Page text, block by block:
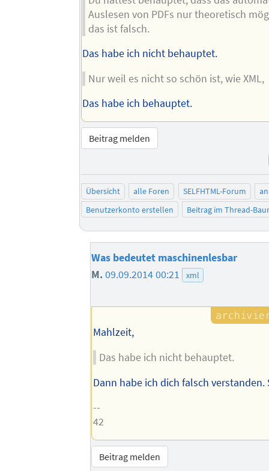
Auslesen von PDFs nur theoretisch
das ist falsch.
Das habe ich nicht behauptet.
Nur weil es nicht so schön ist, wie XML,
Das habe ich behauptet.
Beitrag melden
Übersicht alle Foren SELFHTML-Forum
Benutzerkonto erstellen
Beitrag im Thread-
Was bedeutet maschinenlesbar
M.09.09.2014 00:21 xml
Mahlzeit,
Das habe ich nicht behauptet.
Dann habe ich dich falsch verstanden.
--
42
Beitrag melden